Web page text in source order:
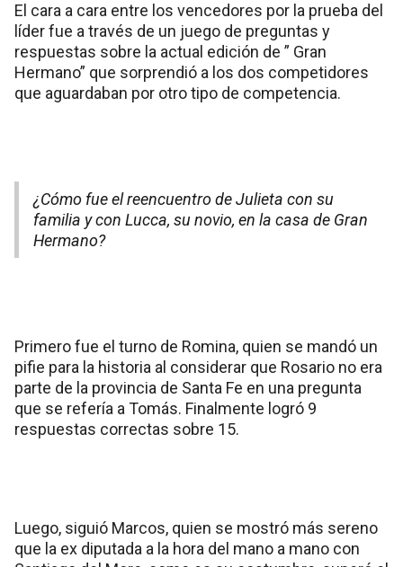
El cara a cara entre los vencedores por la prueba del
líder fue a través de un juego de preguntas y
respuestas sobre la actual edición de ” Gran
Hermano” que sorprendió a los dos competidores
que aguardaban por otro tipo de competencia.
¿Cómo fue el reencuentro de Julieta con su
familia y con Lucca, su novio, en la casa de Gran
Hermano?
Primero fue el turno de Romina, quien se mandó un
pifie para la historia al considerar que Rosario no era
parte de la provincia de Santa Fe en una pregunta
que se refería a Tomás. Finalmente logró 9
respuestas correctas sobre 15.
Luego, siguió Marcos, quien se mostró más sereno
que la ex diputada a la hora del mano a mano con